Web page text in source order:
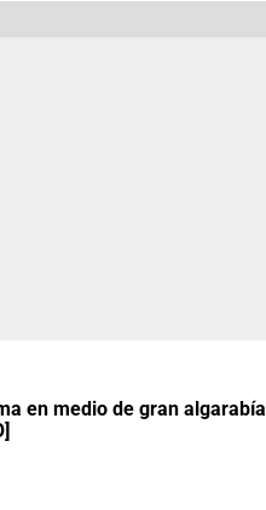
en medio de gran algarabía